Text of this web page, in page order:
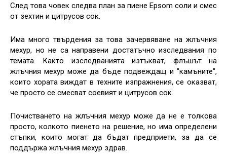
След това човек следва план за пиене Epsom соли и смес
от зехтин и цитрусов сок.
Има много твърдения за това зачервяване на жлъчния
мехур, но не са направени достатъчно изследвания по
темата. Както изследванията изтъкват, флъшът на
жлъчния мехур може да бъде подвеждащ и "камъните",
които хората виждат в техните изпражнения, се оказват,
че просто се смесват соевият и цитрусов сок.
Почистването на жлъчния мехур може да не е толкова
просто, колкото пиенето на решение, но има определени
стъпки, които могат да бъдат предприети, за да се
поддържа жлъчния мехур здрав.